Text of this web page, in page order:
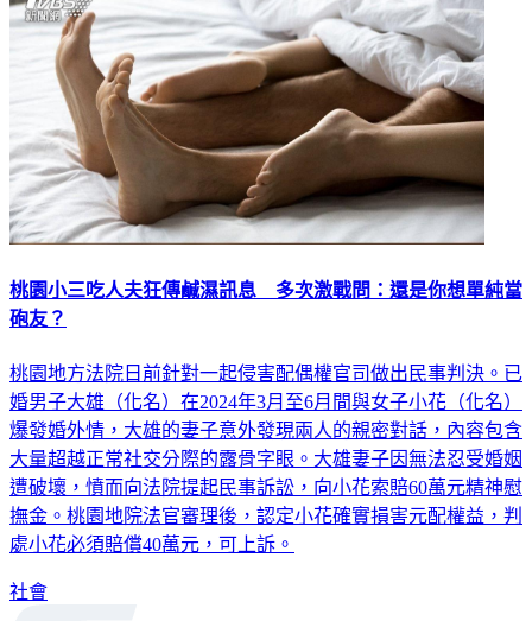
桃園小三吃人夫狂傳鹹濕訊息 多次激戰問：還是你想單純當
砲友？
桃園地方法院日前針對一起侵害配偶權官司做出民事判決。已
婚男子大雄（化名）在2024年3月至6月間與女子小花（化名）
爆發婚外情，大雄的妻子意外發現兩人的親密對話，內容包含
大量超越正常社交分際的露骨字眼。大雄妻子因無法忍受婚姻
遭破壞，憤而向法院提起民事訴訟，向小花索賠60萬元精神慰
撫金。桃園地院法官審理後，認定小花確實損害元配權益，判
處小花必須賠償40萬元，可上訴。
社會